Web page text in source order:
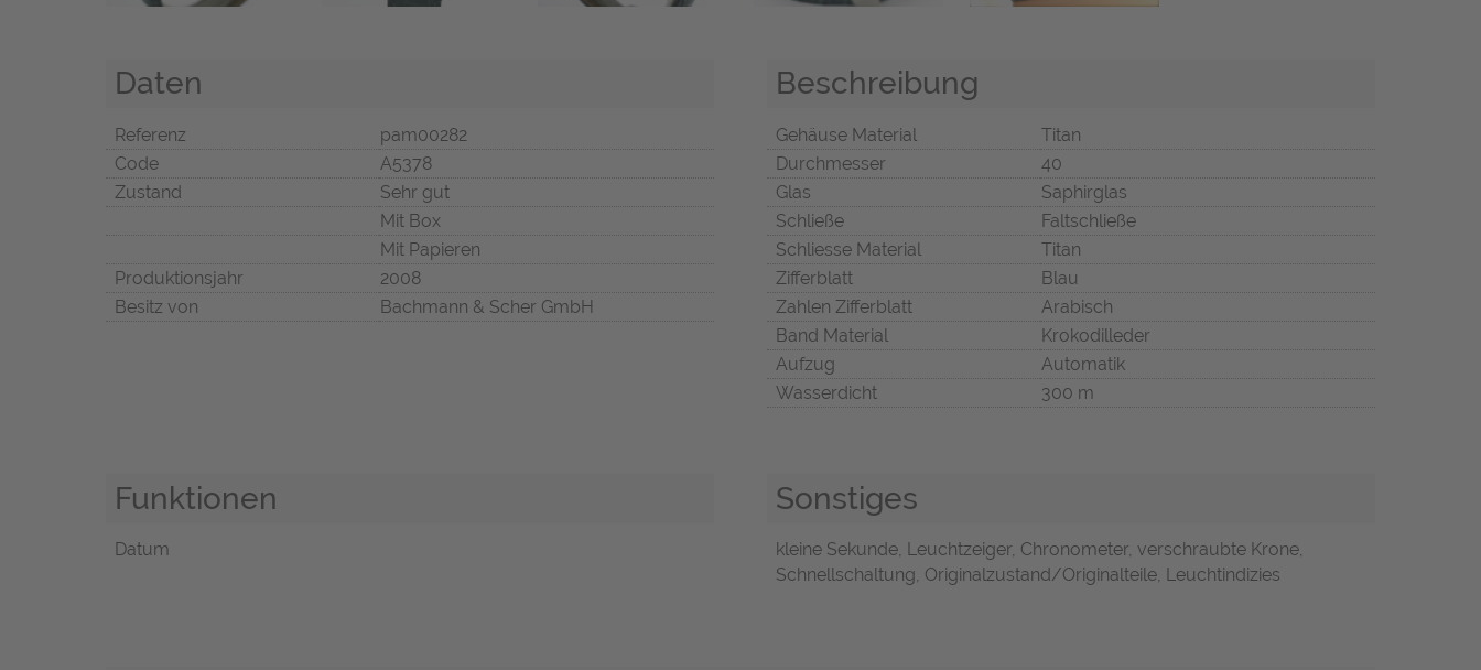
Daten
Referenz
pam00282
Code
A5378
Zustand
Sehr gut
Mit Box
Mit Papieren
Produktionsjahr
2008
Besitz von
Bachmann & Scher GmbH
Beschreibung
Gehäuse Material
Titan
Durchmesser
40
Glas
Saphirglas
Schließe
Faltschließe
Schliesse Material
Titan
Zifferblatt
Blau
Zahlen Zifferblatt
Arabisch
Band Material
Krokodilleder
Aufzug
Automatik
Wasserdicht
300 m
Funktionen
Datum
Sonstiges
kleine Sekunde, Leuchtzeiger, Chronometer, verschraubte Krone,
Schnellschaltung, Originalzustand/Originalteile, Leuchtindizies